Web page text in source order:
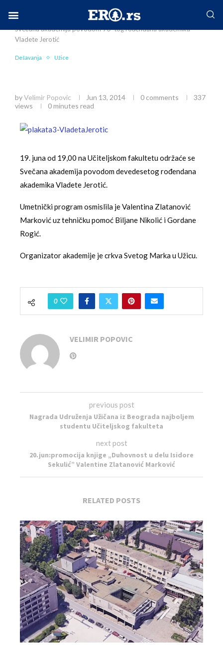
Home Užice Dešavanja
Svečana akademija povodom 90–tog rođendana akademika
Vladete Jerotić
Dešavanja Užice
byVelimir Popovic Jun 13, 2014 0 comments
337
views
0 minutes read
19. juna od 19,00 na Učiteljskom fakultetu održaće se
Svečana akademija povodom devedesetog rođendana
akademika Vladete Jerotić.
Umetnički program osmislila je Valentina Zlatanović
Marković uz tehničku pomoć Biljane Nikolić i Gordane
Rogić.
Organizator akademije je crkva Svetog Marka u Užicu.
0
VELIMIR POPOVIC
previous post
Nagrada Udruženja Užičana iz Beograda najboljem
studentu Učiteljskog fakulteta
next post
20.jun:promocija knjige „Duhovnost u delu Isidore
Sekulić” Valentine Zlatanović Marković
RELATED POSTS